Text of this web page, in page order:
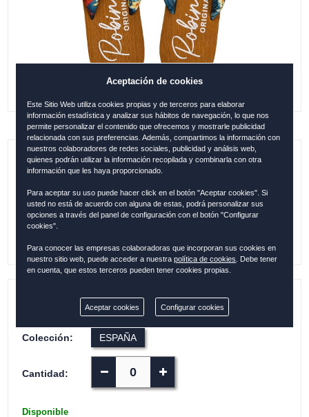
CHANCLAS DE MUJER BEIGE-
0.00€
ESP29162
Colección: ESPAÑA
Cantidad:
Disponible
Aceptación de cookies
Este Sitio Web utiliza cookies propias y de terceros para elaborar
información estadística y analizar sus hábitos de navegación, lo que nos
permite personalizar el contenido que ofrecemos y mostrarle publicidad
relacionada con sus preferencias. Además, compartimos la información con
nuestros colaboradores de redes sociales, publicidad y análisis web,
quienes podrán utilizar la información recopilada y combinarla con otra
información que les haya proporcionado.
Para aceptar su uso puede hacer click en el botón "Aceptar cookies". Si
usted no está de acuerdo con alguna de estas, podrá personalizar sus
opciones a través del panel de configuración con el botón "Configurar
cookies".
Para conocer las empresas colaboradoras que incorporan sus cookies en
nuestro sitio web, puede acceder a nuestrapolítica de cookies
. Debe tener
en cuenta, que estos terceros pueden tener cookies propias.
Aceptar cookies Configurar cookies